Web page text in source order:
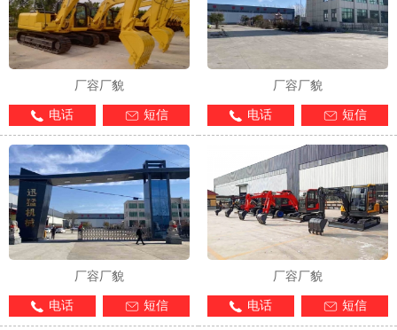
厂容厂貌
电话 短信
厂容厂貌
电话 短信
厂容厂貌
电话 短信
厂容厂貌
电话 短信